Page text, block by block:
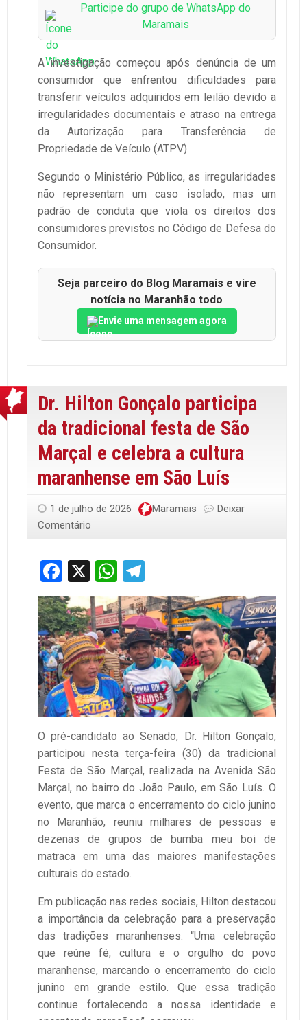
Participe do grupo de WhatsApp do
Maramais
A investigação começou após denúncia de um
consumidor que enfrentou dificuldades para
transferir veículos adquiridos em leilão devido a
irregularidades documentais e atraso na entrega
da Autorização para Transferência de
Propriedade de Veículo (ATPV).
Segundo o Ministério Público, as irregularidades
não representam um caso isolado, mas um
padrão de conduta que viola os direitos dos
consumidores previstos no Código de Defesa do
Consumidor.
Seja parceiro do Blog Maramais e vire
notícia no Maranhão todo
Envie uma mensagem agora
Dr. Hilton Gonçalo participa
da tradicional festa de São
Marçal e celebra a cultura
maranhense em São Luís
1 de julho de 2026 Maramais
Deixar
Comentário
Facebook
X WhatsApp
O pré-candidato ao Senado, Dr. Hilton Gonçalo,
participou nesta terça-feira (30) da tradicional
Festa de São Marçal, realizada na Avenida São
Marçal, no bairro do João Paulo, em São Luís. O
evento, que marca o encerramento do ciclo junino
no Maranhão, reuniu milhares de pessoas e
dezenas de grupos de bumba meu boi de
matraca em uma das maiores manifestações
culturais do estado.
Em publicação nas redes sociais, Hilton destacou
a importância da celebração para a preservação
das tradições maranhenses. “Uma celebração
que reúne fé, cultura e o orgulho do povo
maranhense, marcando o encerramento do ciclo
junino em grande estilo. Que essa tradição
continue fortalecendo a nossa identidade e